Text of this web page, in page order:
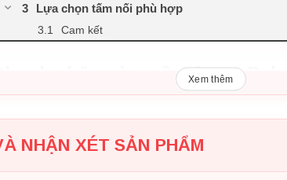
Lựa chọn tấm nối phù hợp
Cam kết
chặn cửa, cầu thang
từ 76-85cm
79cm
Xem thêm
NHẬN XÉT SẢN PHẨM